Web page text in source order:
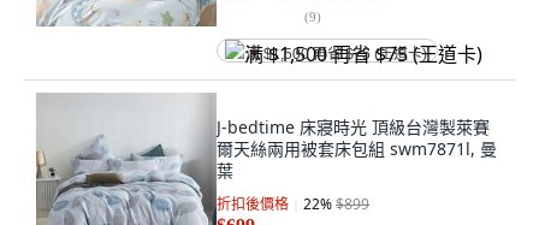
(9)
满 $1,500 再省 $75 (王道卡)
J-bedtime 床寢時光 頂級台灣製萊賽
爾天絲兩用被套床包組 swm7871l, 曼
葉
折扣後價格 22%$899